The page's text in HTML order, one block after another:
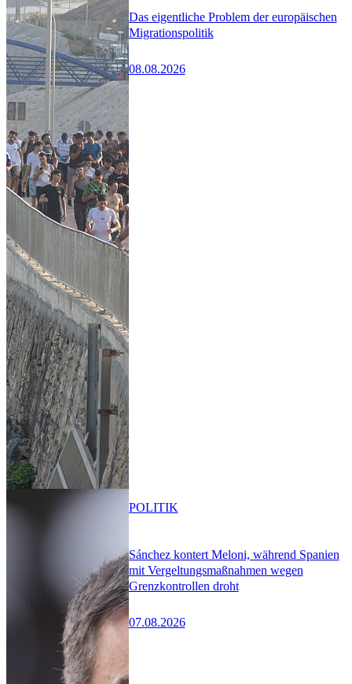
Das eigentliche Problem der europäischen
Migrationspolitik
08.08.2026
Sánchez kontert Meloni, während Spanien
mit Vergeltungsmaßnahmen wegen
Grenzkontrollen droht
07.08.2026
POLITIK